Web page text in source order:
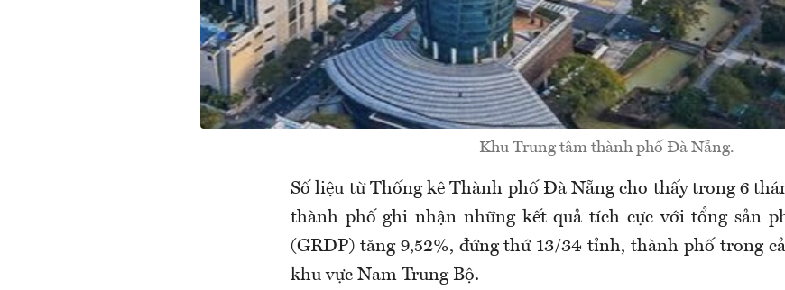
Khu Trung tâm thành phố Đà Nẵng.
Số liệu từ Thống kê Thành phố Đà Nẵng cho thấy trong 6
thành phố ghi nhận những kết quả tích cực với tổng sản
(GRDP) tăng 9,52%, đứng thứ 13/34 tỉnh, thành phố trong
khu vực Nam Trung Bộ.